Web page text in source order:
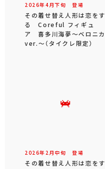
2026年4 月下旬 登場
その着せ替え人形は恋をす
る Coreful フィギュ
ア 喜多川海夢～ベロニカ
ver.～（タイクレ限定）
2026年 2 月中旬 登場
その着せ替え人形は恋をす